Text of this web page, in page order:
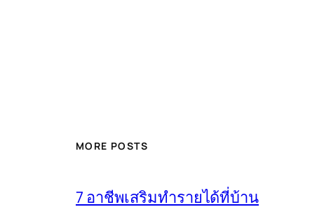
MORE POSTS
7 อาชีพเสริมทำรายได้ที่บ้าน